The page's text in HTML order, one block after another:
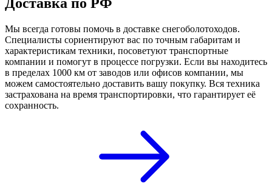
Доставка по РФ
Мы всегда готовы помочь в доставке снегоболотоходов.
Специалисты сориентируют вас по точным габаритам и
характеристикам техники, посоветуют транспортные
компании и помогут в процессе погрузки. Если вы находитесь
в пределах 1000 км от заводов или офисов компании, мы
можем самостоятельно доставить вашу покупку. Вся техника
застрахована на время транспортировки, что гарантирует её
сохранность.